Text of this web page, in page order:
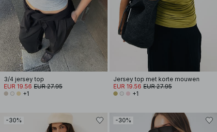
3/4 jersey top
EUR 19.56 EUR 27.95
+1
Jersey top met korte mouwen
EUR 19.56 EUR 27.95
+1
-30% -30%